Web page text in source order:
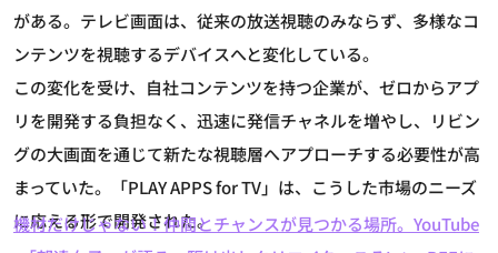
がある。テレビ画面は、従来の放送視聴のみならず、多様なコ
ンテンツを視聴するデバイスへと変化している。
この変化を受け、自社コンテンツを持つ企業が、ゼロからアプ
リを開発する負担なく、迅速に発信チャネルを増やし、リビン
グの大画面を通じて新たな視聴層へアプローチする必要性が高
まっていた。「PLAY APPS for TV」は、こうした市場のニーズ
に応える形で開発された。
機材だけじゃない！仲間とチャンスが見つかる場所。YouTube